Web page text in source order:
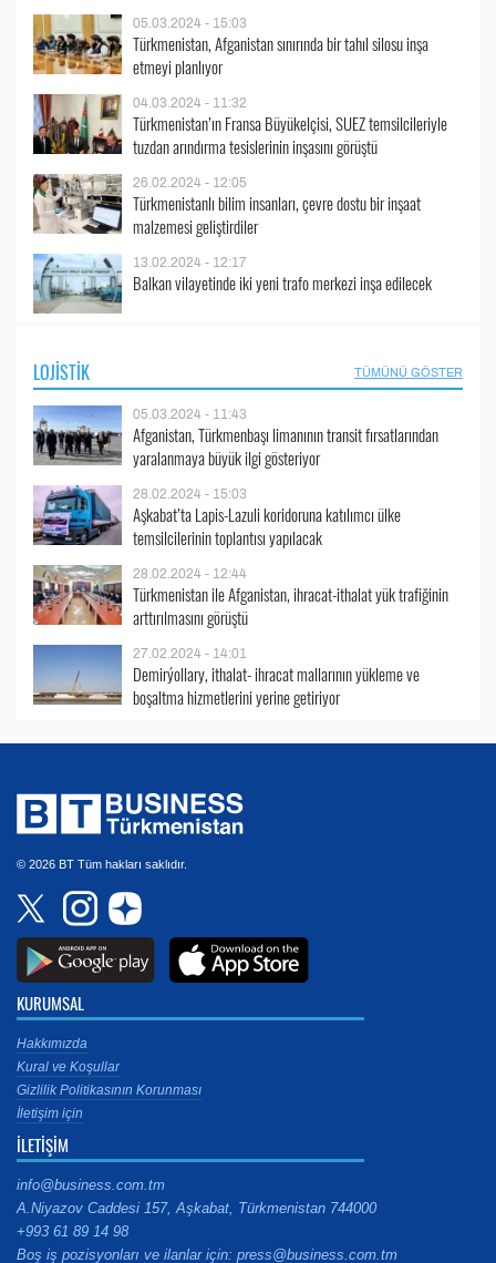
05.03.2024 - 15:03
Türkmenistan, Afganistan sınırında bir tahıl silosu inşa
etmeyi planlıyor
04.03.2024 - 11:32
Türkmenistan’ın Fransa Büyükelçisi, SUEZ temsilcileriyle
tuzdan arındırma tesislerinin inşasını görüştü
26.02.2024 - 12:05
Türkmenistanlı bilim insanları, çevre dostu bir inşaat
malzemesi geliştirdiler
13.02.2024 - 12:17
Balkan vilayetinde iki yeni trafo merkezi inşa edilecek
LOJISTIK TÜMÜNÜ GÖSTER
05.03.2024 - 11:43
Afganistan, Türkmenbaşı limanının transit fırsatlarından
yaralanmaya büyük ilgi gösteriyor
28.02.2024 - 15:03
Aşkabat’ta Lapis-Lazuli koridoruna katılımcı ülke
temsilcilerinin toplantısı yapılacak
28.02.2024 - 12:44
Türkmenistan ile Afganistan, ihracat-ithalat yük trafiğinin
arttırılmasını görüştü
27.02.2024 - 14:01
Demirýollary, ithalat- ihracat mallarının yükleme ve
boşaltma hizmetlerini yerine getiriyor
© 2026 BT Tüm hakları saklıdır.
KURUMSAL
Hakkımızda
Kural ve Koşullar
Gizlilik Politikasının Korunması
İletişim için
İLETİŞİM
info@business.com.tm
A.Niyazov Caddesi 157, Aşkabat, Türkmenistan 744000
+993 61 89 14 98
Boş iş pozisyonları ve ilanlar için: press@business.com.tm